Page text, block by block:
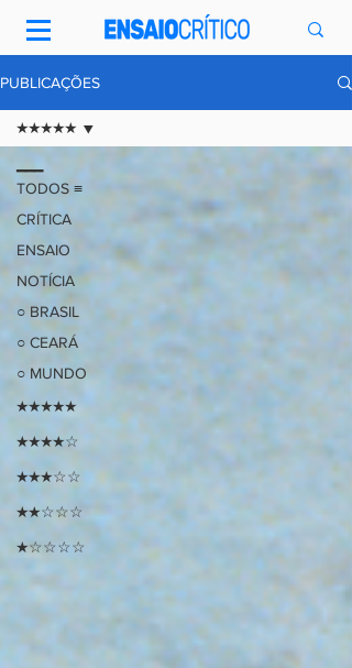
PUBLICAÇÕES
━━━
TODOS ≡
CRÍTICA
ENSAIO
NOTÍCIA
○ BRASIL
○ CEARÁ
○ MUNDO
★★★★★
★★★★☆
★★★☆☆
★★☆☆☆
★☆☆☆☆
★★★★★